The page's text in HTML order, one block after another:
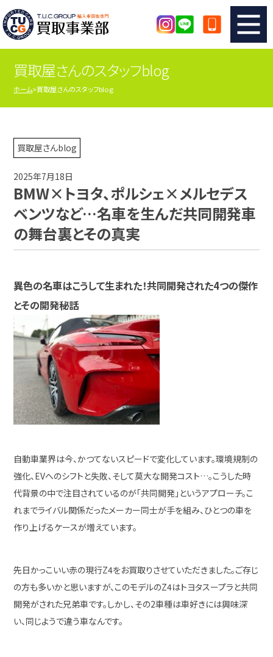
TUCのカンタン査定
査定の注意事項 メーカー別査定フォーム
TUCの買取実績
店舗紹介
シリアルナンバーの解説 アクセスマップ
買取屋さんのスタッフblog
ホーム 買取屋さんのスタッフblog
買取屋さんblog
2025年7月18日
BMW×トヨタ、ポルシェ×メルセデス
ベンツなど…名車を生んだ共同開発車
の舞台裏とその真実
異色の名車はこうして生まれた！共同開発された4つの傑作
とその開発秘話
自動車業界は今、かつてないスピードで変化しています。環境規制の
強化、EVへのシフトと失敗、そして莫大な開発コスト…。こうした時
代背景の中で注目されているのが「共同開発」というアプローチ。こ
れまでライバル関係だったメーカー同士が手を組み、ひとつの車を
作り上げるケースが増えています。
先日かっこいい赤の現行Z4をお買取りさせていただきました。ご存じ
の方も多いかと思いますが、このモデルのZ4はトヨタスープラと共同
開発がされた兄弟車です。しかし、その2車種は車好きには興味深
い、同じようで違う車なんです。